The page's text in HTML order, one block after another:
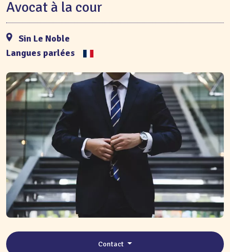
Avocat à la cour
Sin Le Noble
Langues parlées
Contact